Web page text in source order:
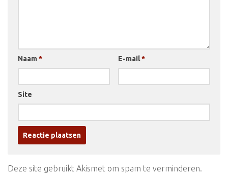
Naam * E-mail*
Site
Deze site gebruikt Akismet om spam te verminderen.